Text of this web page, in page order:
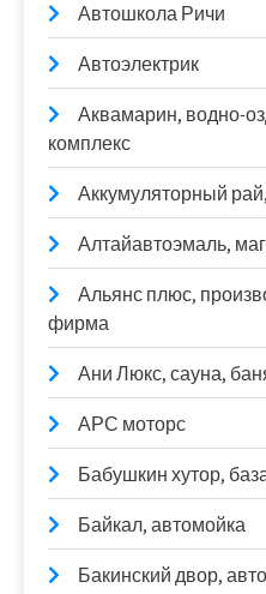
Автошкола Ричи
Автоэлектрик
Аквамарин, водно-
комплекс
Аккумуляторный
Алтайавтоэмаль,
Альянс плюс,
фирма
Ани Люкс, сауна,
АРС моторс
Бабушкин хутор,
Байкал, автомойка
Бакинский двор,